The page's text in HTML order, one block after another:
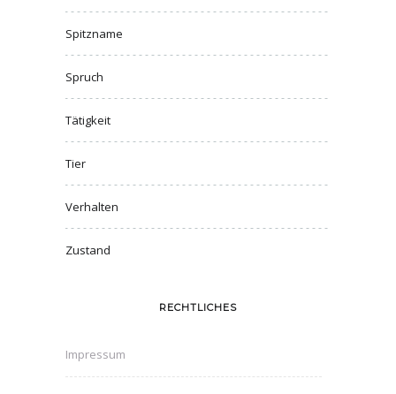
Spitzname
Spruch
Tätigkeit
Tier
Verhalten
Zustand
RECHTLICHES
Impressum